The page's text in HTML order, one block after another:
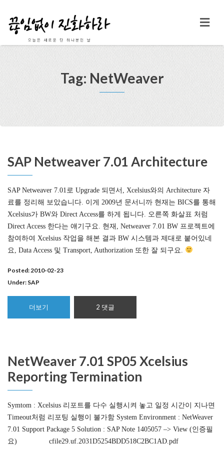
Tag: NetWeaver
SAP Netweaver 7.01 Architecture
SAP Netweaver 7.01로 Upgrade 되면서, Xcelsius와의 Architecture 자
료를 정리해 보았습니다. 이게 2009년 문서니까 현재는 BICS를 통해
Xcelsius가 BW와 Direct Access를 하게 됩니다. 오른쪽 화살표 처럼
Direct Access 한다는 얘기구요. 현재, Netweaver 7.01 BW 프로젝트에
참여하여 Xcelsius 작업을 해본 결과 BW 시스템과 제대로 붙어있네
요, Data Access 및 Transport, Authorization 또한 잘 되구요.
Posted: 2010-02-23
Under: SAP
더보기 2 댓글
NetWeaver 7.01 SP05 Xcelsius
Reporting Termination
Symtom : Xcelsius 리포트를 다수 실행시켜 놓고 일정 시간이 지나면
Timeout처럼 리포팅 실행이 불가함 System Environment : NetWeaver
7.01 Support Package 5 Solution : SAP Note 1405057 –> View (인증필
요) cfile29.uf.2031D5254BDD518C2BC1AD.pdf